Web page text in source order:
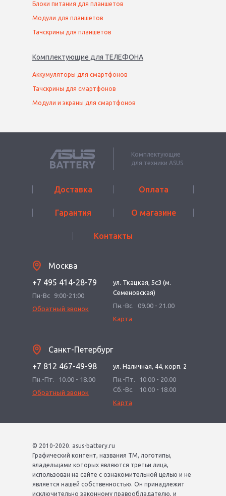
Блоки питания для планшетов
Модули для планшетов
Тачскрины для планшетов
Комплектующие для ТЕЛЕФОНА
Аккумуляторы для смартфонов
Тачскрины для смартфонов
Модули и экраны для смартфонов
Комплектующие
для техники ASUS
Доставка Оплата
Гарантия О магазине
Контакты
Москва
+7 495 414-28-79
Пн-Вс
9:00-21:00
Обратный звонок
ул. Ткацкая, 5с3 (м.
Семеновская)
Пн.-Вс.
09.00 - 21.00
Карта
Санкт-Петербург
+7 812 467-49-98
Пн.-Пт.
10.00 - 18.00
Обратный звонок
ул. Наличная, 44, корп. 2
Пн.-Пт.
10.00 - 20.00
Сб.-Вс.
10.00 - 18.00
Карта
© 2010-2020. asus-battery.ru
Графический контент, названия ТМ, логотипы,
владельцами которых являются третьи лица,
использован на сайте с ознакомительной целью и не
является нашей собственностью. Он принадлежит
исключительно законному правообладателю, и